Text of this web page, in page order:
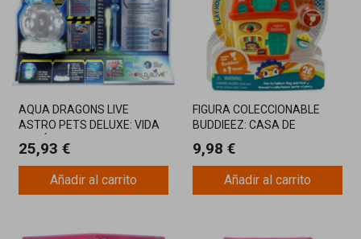
AQUA DRAGONS LIVE
ASTRO PETS DELUXE: VIDA
ESPACIO
25,93 €
Añadir al carrito
FIGURA COLECCIONABLE
BUDDIEEZ: CASA DE
TUS MUÑECOS FAVORITOS
9,98 €
Añadir al carrito